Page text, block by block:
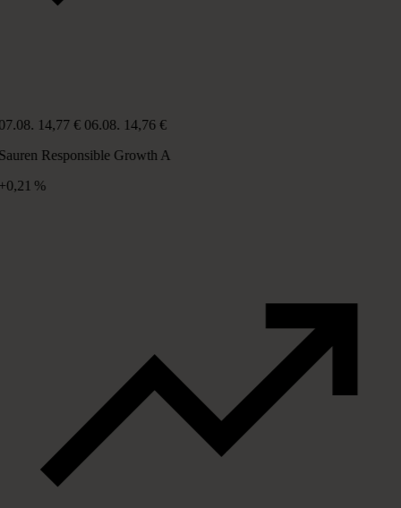
14,77 € 06.08. 14,76 €
Responsible Growth A
%